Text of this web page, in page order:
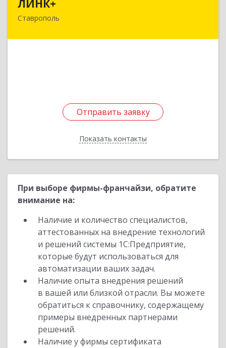
ЛИНК+
Ставрополь
Отправить заявку
Показать контакты
355005, Ставропольский край, Ставрополь г,
Отправить заявку
Назад
При выборе фирмы-франчайзи, обратите
внимание на:
Наличие и количество специалистов,
аттестованных на внедрение технологий
и решений системы 1С:Предприятие,
которые будут использоваться для
автоматизации ваших задач.
Наличие опыта внедрения решений
в вашей или близкой отрасли. Вы можете
обратиться к справочнику, содержащему
примеры внедренных партнерами
решений.
Наличие у фирмы сертификата